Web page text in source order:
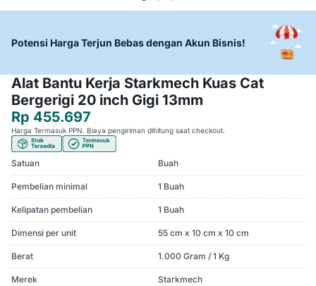
Potensi Harga Terjun Bebas dengan Akun Bisnis!
Alat Bantu Kerja Starkmech Kuas Cat
Bergerigi 20 inch Gigi 13mm
Rp 455.697
Harga Termasuk PPN. Biaya pengiriman dihitung saat checkout.
Satuan Buah
Pembelian minimal 1 Buah
Kelipatan pembelian 1 Buah
Dimensi per unit 55 cm x 10 cm x 10 cm
Berat 1.000 Gram / 1 Kg
Merek Starkmech